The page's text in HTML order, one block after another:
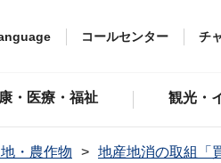
コールセンター チ
・医療・福祉 観光・
・農作物
地産地消の取組「